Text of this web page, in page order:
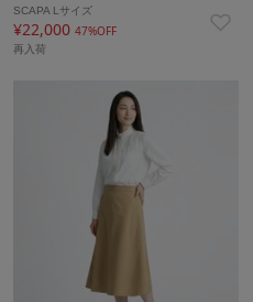
SCAPA Lサイズ
¥22,000 47%OFF
再入荷